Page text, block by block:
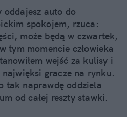
oddajesz auto do
spokojem, rzuca:
może będą w czwartek,
tym momencie człowieka
wejść za kulisy i
gracze na rynku.
tak naprawdę oddziela
od całej reszty stawki.